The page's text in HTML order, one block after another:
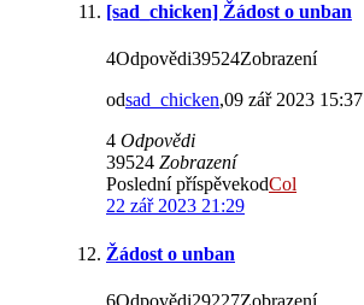
[sad_chicken] Žádost o unban
4Odpovědi39524Zobrazení
odsad_chicken,09 zář 2023 15:37
4 Odpovědi
39524 Zobrazení
Poslední příspěvekodCol
22 zář 2023 21:29
Žádost o unban
6Odpovědi29227Zobrazení